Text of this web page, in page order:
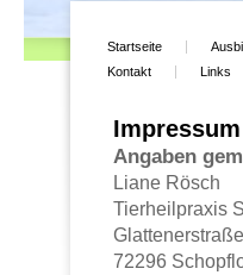
Startseite
Kontakt
Links
Impressum
Angaben
Liane Rösch
Tierheilpraxis
72296